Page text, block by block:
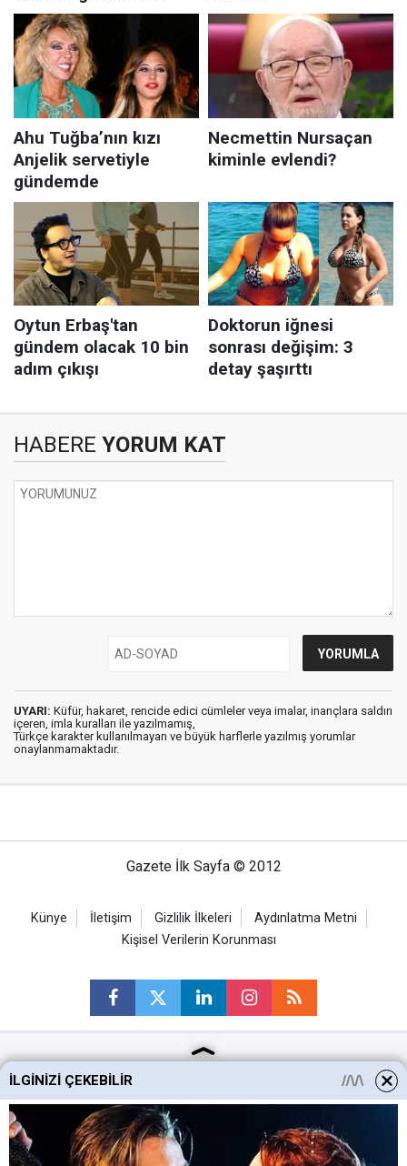
HABERE YORUM KAT
UYARI: Küfür, hakaret, rencide edici cümleler veya imalar, inançlara saldırı
içeren, imla kuralları ile yazılmamış,
Türkçe karakter kullanılmayan ve büyük harflerle yazılmış yorumlar
onaylanmamaktadır.
Gazete İlk Sayfa © 2012
Künye İletişim Gizlilik İlkeleri
Aydınlatma Metni
Kişisel Verilerin Korunması
Ankara Haberleri
Keçiören Haberleri
Altındağ Haberleri
İLGINIZI ÇEKEBILIR